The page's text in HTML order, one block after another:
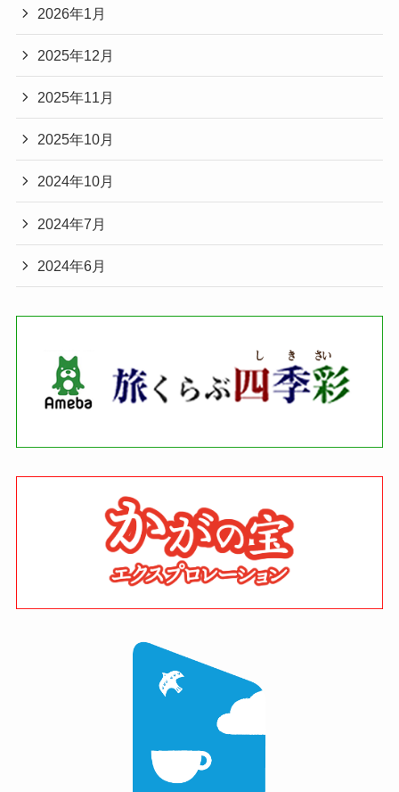
2026年1月
2025年12月
2025年11月
2025年10月
2024年10月
2024年7月
2024年6月